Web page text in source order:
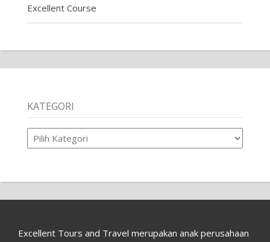
Excellent Course
KATEGORI
Kategori
Excellent Tours and Travel merupakan anak perusahaan